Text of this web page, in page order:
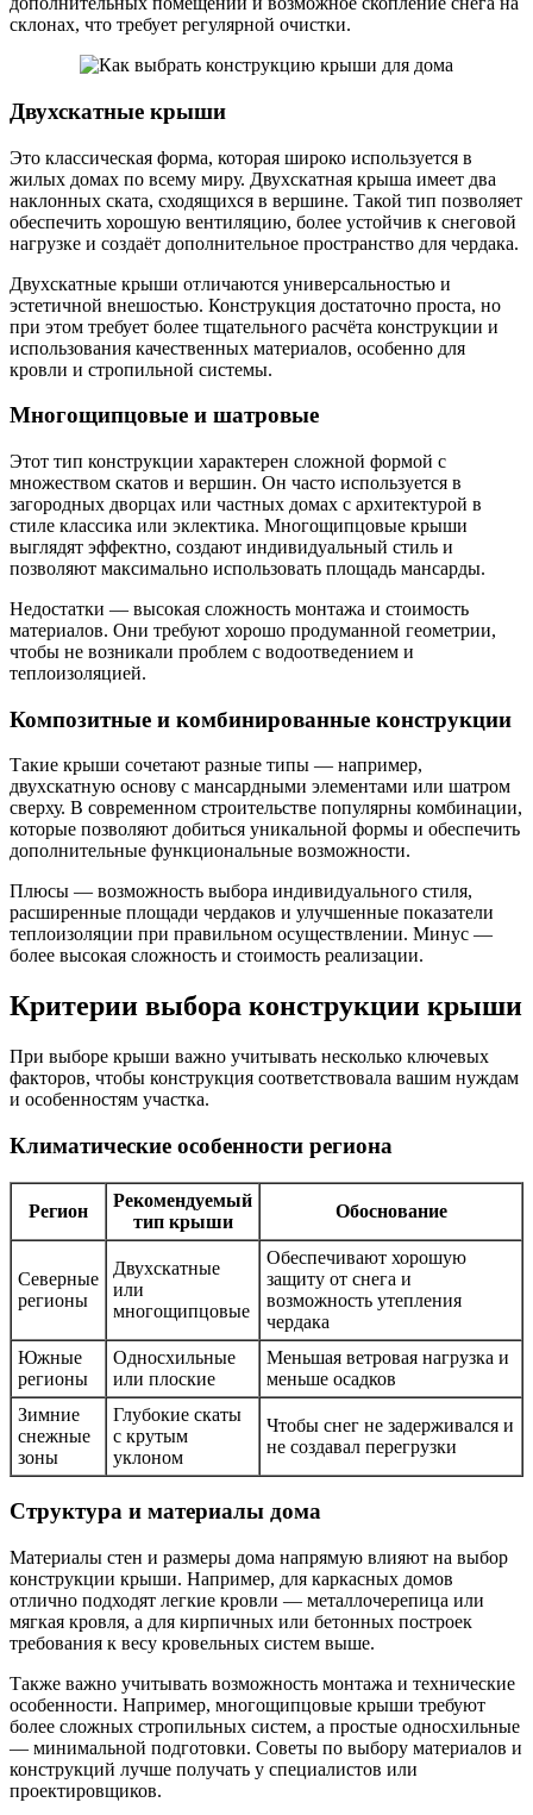
склонах, что требует регулярной очистки.
Двухскатные крыши
Это классическая форма, которая широко используется в
жилых домах по всему миру. Двухскатная крыша имеет два
наклонных ската, сходящихся в вершине. Такой тип позволяет
обеспечить хорошую вентиляцию, более устойчив к снеговой
нагрузке и создаёт дополнительное пространство для чердака.
Двухскатные крыши отличаются универсальностью и
эстетичной внешостью. Конструкция достаточно проста, но
при этом требует более тщательного расчёта конструкции и
использования качественных материалов, особенно для
кровли и стропильной системы.
Многощипцовые и шатровые
Этот тип конструкции характерен сложной формой с
множеством скатов и вершин. Он часто используется в
загородных дворцах или частных домах с архитектурой в
стиле классика или эклектика. Многощипцовые крыши
выглядят эффектно, создают индивидуальный стиль и
позволяют максимально использовать площадь мансарды.
Недостатки — высокая сложность монтажа и стоимость
материалов. Они требуют хорошо продуманной геометрии,
чтобы не возникали проблем с водоотведением и
теплоизоляцией.
Композитные и комбинированные конструкции
Такие крыши сочетают разные типы — например,
двухскатную основу с мансардными элементами или шатром
сверху. В современном строительстве популярны комбинации,
которые позволяют добиться уникальной формы и обеспечить
дополнительные функциональные возможности.
Плюсы — возможность выбора индивидуального стиля,
расширенные площади чердаков и улучшенные показатели
теплоизоляции при правильном осуществлении. Минус —
более высокая сложность и стоимость реализации.
Критерии выбора конструкции крыши
При выборе крыши важно учитывать несколько ключевых
факторов, чтобы конструкция соответствовала вашим нуждам
и особенностям участка.
Климатические особенности региона
Регион
Рекомендуемый
тип крыши
Обоснование
Северные
регионы
Двухскатные
или
многощипцовые
Обеспечивают хорошую
защиту от снега и
возможность утепления
чердака
Южные
регионы
Односхильные
или плоские
Меньшая ветровая нагрузка и
меньше осадков
Зимние
снежные
зоны
Глубокие скаты
с крутым
уклоном
Чтобы снег не задерживался и
не создавал перегрузки
Структура и материалы дома
Материалы стен и размеры дома напрямую влияют на выбор
конструкции крыши. Например, для каркасных домов
отлично подходят легкие кровли — металлочерепица или
мягкая кровля, а для кирпичных или бетонных построек
требования к весу кровельных систем выше.
Также важно учитывать возможность монтажа и технические
особенности. Например, многощипцовые крыши требуют
более сложных стропильных систем, а простые односхильные
— минимальной подготовки. Советы по выбору материалов и
конструкций лучше получать у специалистов или
проектировщиков.